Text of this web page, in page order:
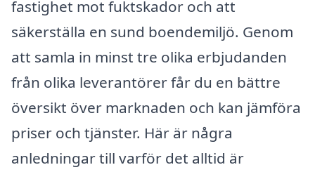
fastighet mot fuktskador och att
säkerställa en sund boendemiljö. Genom
att samla in minst tre olika erbjudanden
från olika leverantörer får du en bättre
översikt över marknaden och kan jämföra
priser och tjänster. Här är några
anledningar till varför det alltid är